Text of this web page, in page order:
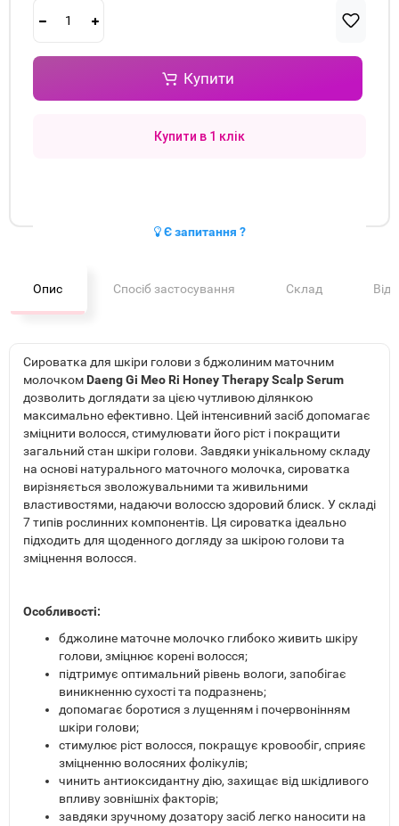
Купити
Купити в 1 клік
Є запитання ?
Опис Спосіб застосування Склад
Сироватка для шкіри голови з бджолиним маточним
молочком Daeng Gi Meo Ri Honey Therapy Scalp Serum
дозволить доглядати за цією чутливою ділянкою
максимально ефективно. Цей інтенсивний засіб допомагає
зміцнити волосся, стимулювати його ріст і покращити
загальний стан шкіри голови. Завдяки унікальному складу
на основі натурального маточного молочка, сироватка
вирізняється зволожувальними та живильними
властивостями, надаючи волоссю здоровий блиск. У складі
7 типів рослинних компонентів. Ця сироватка ідеально
підходить для щоденного догляду за шкірою голови та
зміцнення волосся.
Особливості:
бджолине маточне молочко глибоко живить шкіру
голови, зміцнює корені волосся;
підтримує оптимальний рівень вологи, запобігає
виникненню сухості та подразнень;
допомагає боротися з лущенням і почервонінням
шкіри голови;
стимулює ріст волосся, покращує кровообіг, сприяє
зміцненню волосяних фолікулів;
чинить антиоксидантну дію, захищає від шкідливого
впливу зовнішніх факторів;
завдяки зручному дозатору засіб легко наносити на